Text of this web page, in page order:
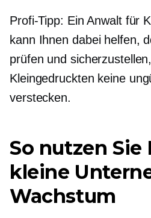
Profi-Tipp: Ein Anwalt für
kann Ihnen dabei helfen,
prüfen und
Kleingedruckten keine
verstecken.
So nutzen
kleine
Wachstum